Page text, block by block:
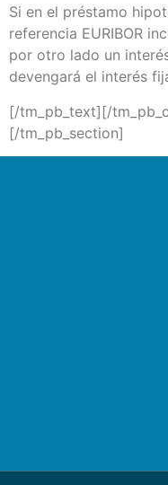
Si en el préstamo
referencia EURIBOR
por otro lado un
devengará el interés
[/tm_pb_text][/
[/tm_pb_section]